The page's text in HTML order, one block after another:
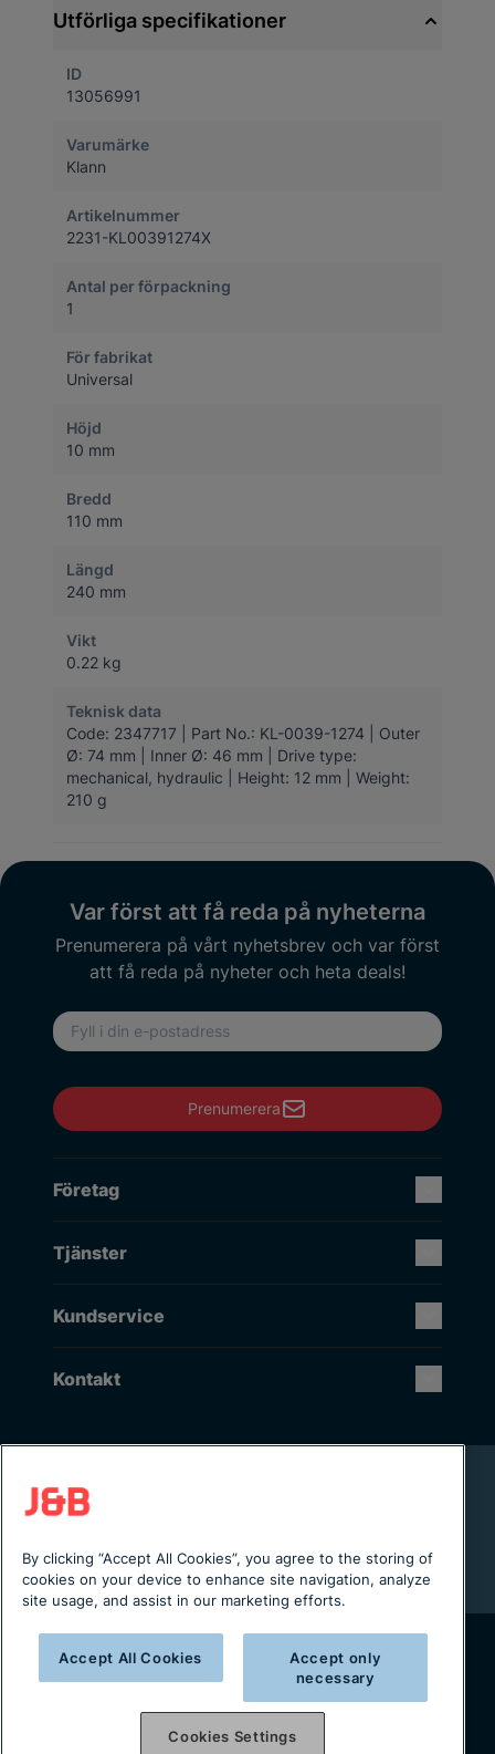
Utförliga specifikationer
ID
13056991
Varumärke
Klann
Artikelnummer
2231-KL00391274X
Antal per förpackning
1
För fabrikat
Universal
Höjd
10 mm
Bredd
110 mm
Längd
240 mm
Vikt
0.22 kg
Teknisk data
Code: 2347717 | Part No.: KL-0039-1274 | Outer
Ø: 74 mm | Inner Ø: 46 mm | Drive type:
mechanical, hydraulic | Height: 12 mm | Weight:
210 g
Var först att få reda på nyheterna
Prenumerera på vårt nyhetsbrev och var först
att få reda på nyheter och heta deals!
E-postadress
Prenumerera
Företag
Tjänster
Kundservice
Kontakt
Rikstäckande installation & service
Lager i Sverige
Från projektering till installation
Copyright © 2025 J&B Maskinteknik AB
Organisationsnummer: 556490-2996
Integritetspolicy
By clicking “Accept All Cookies”, you agree to the storing of
cookies on your device to enhance site navigation, analyze
site usage, and assist in our marketing efforts.
Accept All Cookies
Accept only
necessary
Cookies Settings